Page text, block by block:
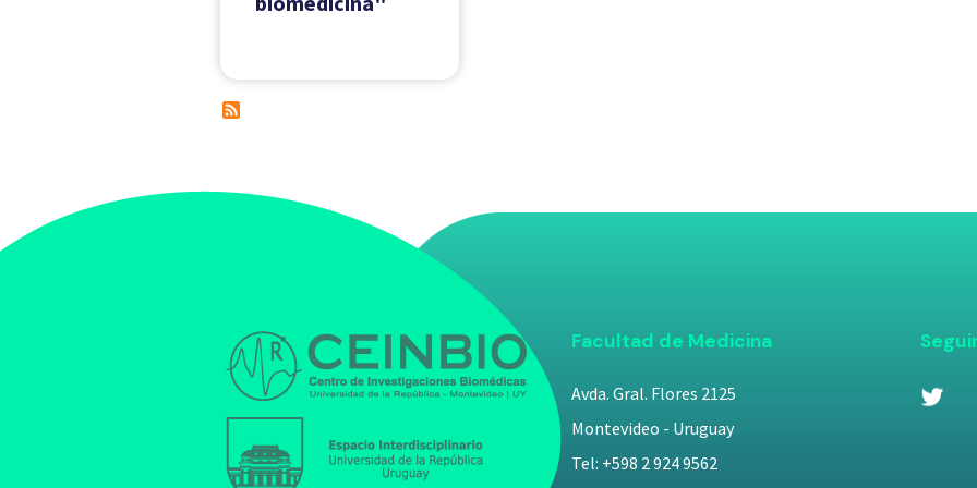
Facultad de Medicina
Avda. Gral. Flores 2125
Montevideo - Uruguay
Tel: +598 2 924 9562